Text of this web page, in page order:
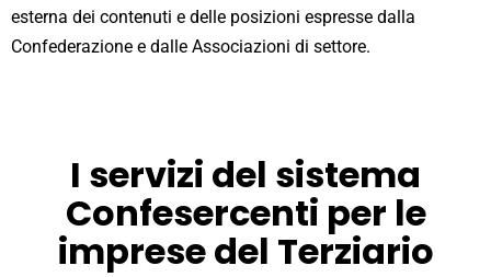
esterna dei contenuti e delle posizioni espresse dalla
Confederazione e dalle Associazioni di settore.
I servizi del sistema
Confesercenti per le
imprese del Terziario